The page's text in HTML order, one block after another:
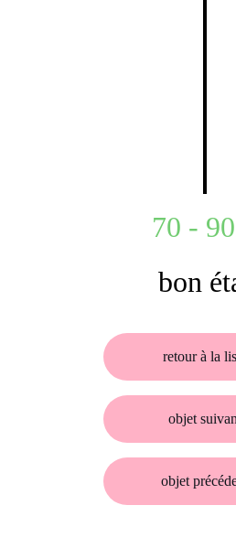
70 -
retour à la
objet
bon
objet